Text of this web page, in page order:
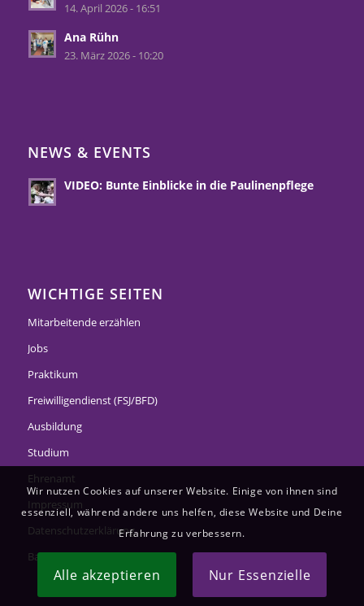
14. April 2026 - 16:51
Ana Rühn
23. März 2026 - 10:20
NEWS & EVENTS
VIDEO: Bunte Einblicke in die Paulinenpflege
WICHTIGE SEITEN
Mitarbeitende erzählen
Jobs
Praktikum
Freiwilligendienst (FSJ/BFD)
Ausbildung
Studium
Ehrenamt
Impressum
Datenschutzerklärung
Barrierefreiheitserklärung
Wir nutzen Cookies auf unserer Website. Einige von ihnen sind
essenziell, während andere uns helfen, diese Website und Deine
Erfahrung zu verbessern.
Alle akzeptieren Nur Essenzielle